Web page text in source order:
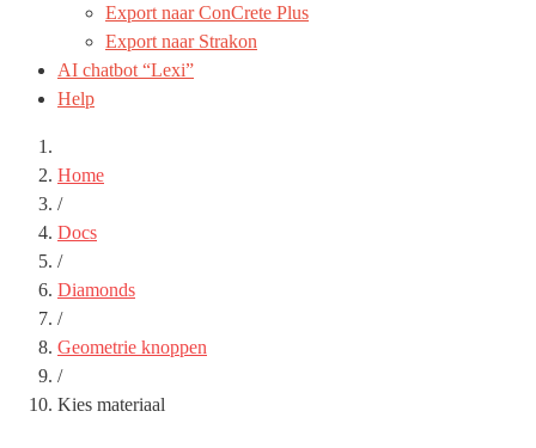
Export naar ConCrete Plus
Export naar Strakon
AI chatbot “Lexi”
Help
Home
/
Docs
/
Diamonds
/
Geometrie knoppen
/
Kies materiaal